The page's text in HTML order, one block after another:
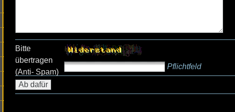
Bitte
übertragen
(Anti- Spam)
Pflichtfeld